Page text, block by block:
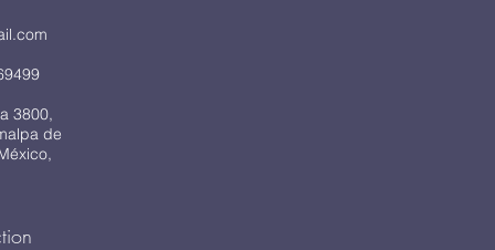
3800,
de